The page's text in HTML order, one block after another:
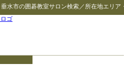
垂水市の囲碁教室サロン検索／所在地エリア